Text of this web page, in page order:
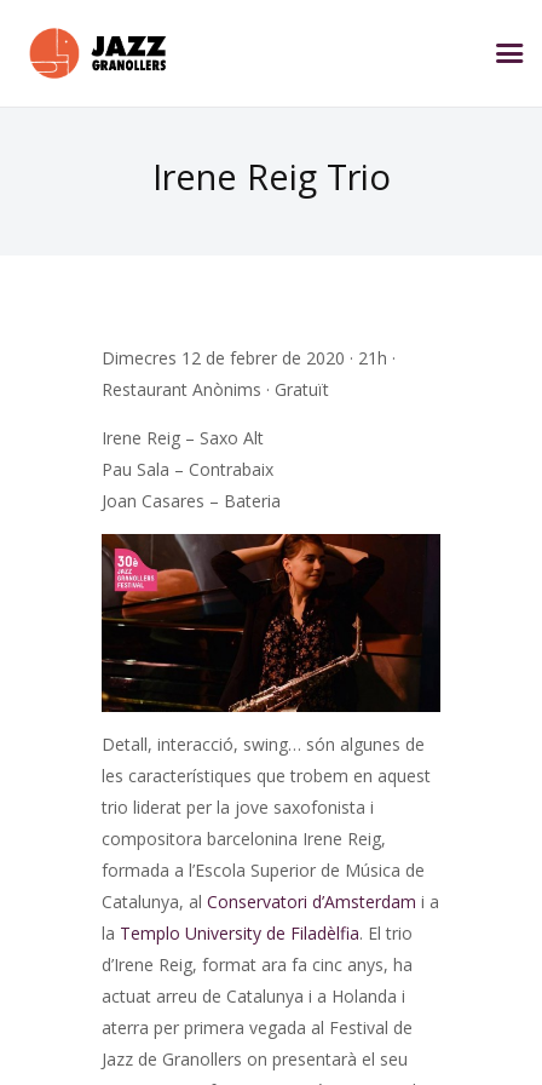
Irene Reig Trio
Dimecres 12 de febrer de 2020 · 21h ·
Restaurant Anònims · Gratuït
Irene Reig – Saxo Alt
Pau Sala – Contrabaix
Joan Casares – Bateria
Detall, interacció, swing… són algunes de
les característiques que trobem en aquest
trio liderat per la jove saxofonista i
compositora barcelonina Irene Reig,
formada a l’Escola Superior de Música de
Catalunya, al Conservatori d’Amsterdam i a
la Templo University de Filadèlfia. El trio
d’Irene Reig, format ara fa cinc anys, ha
actuat arreu de Catalunya i a Holanda i
aterra per primera vegada al Festival de
Jazz de Granollers on presentarà el seu